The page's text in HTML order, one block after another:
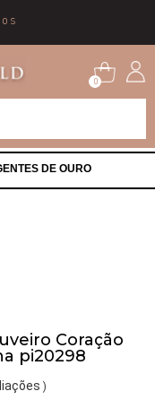
0
DE OURO
Coração
pi20298
)